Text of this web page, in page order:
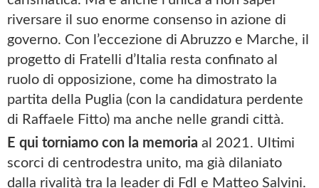
riversare il suo enorme consenso in azione di
governo. Con l’eccezione di Abruzzo e Marche, il
progetto di Fratelli d’Italia resta confinato al
ruolo di opposizione, come ha dimostrato la
partita della Puglia (con la candidatura perdente
di Raffaele Fitto) ma anche nelle grandi città.
E qui torniamo con la memoria al 2021. Ultimi
scorci di centrodestra unito, ma già dilaniato
dalla rivalità tra la leader di FdI e Matteo Salvini.